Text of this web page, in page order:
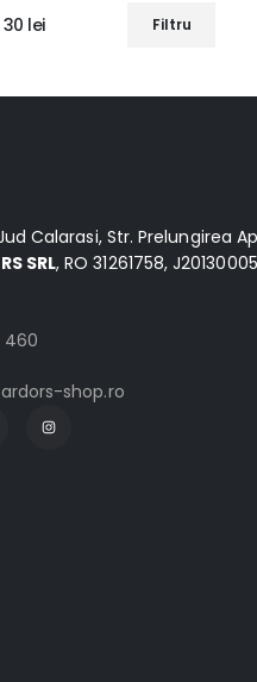
Filtru
30 lei
Calarasi, Str. Prelungirea
SRL, RO 31261758,
460
shop.ro